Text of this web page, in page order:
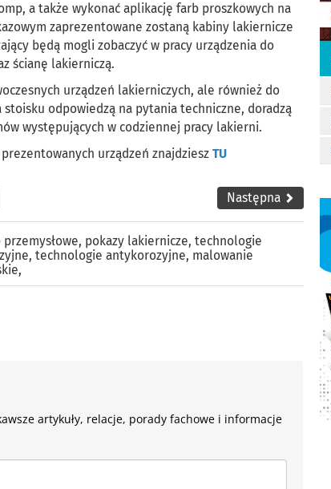
a także wykonać aplikację farb proszkowych na
zaprezentowane zostaną kabiny lakiernicze
będą mogli zobaczyć w pracy urządzenia do
ścianę lakierniczą.
urządzeń lakierniczych, ale również do
odpowiedzą na pytania techniczne, doradzą
występujących w codziennej pracy lakierni.
urządzeń znajdziesz TU
Następna
, pokazy lakiernicze, technologie
, technologie antykorozyjne, malowanie
,
artykuły, relacje, porady fachowe i informacje